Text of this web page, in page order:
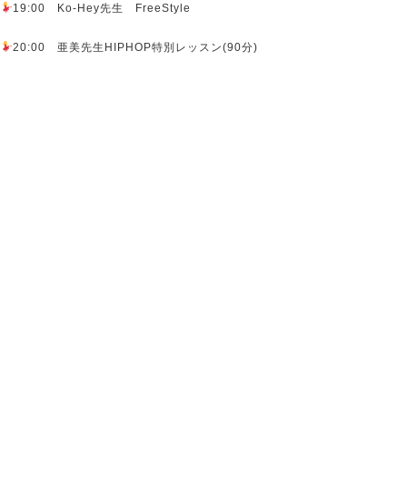
19:00 Ko-Hey先生 FreeStyle
20:00 亜美先生HIPHOP特別レッスン(90分)